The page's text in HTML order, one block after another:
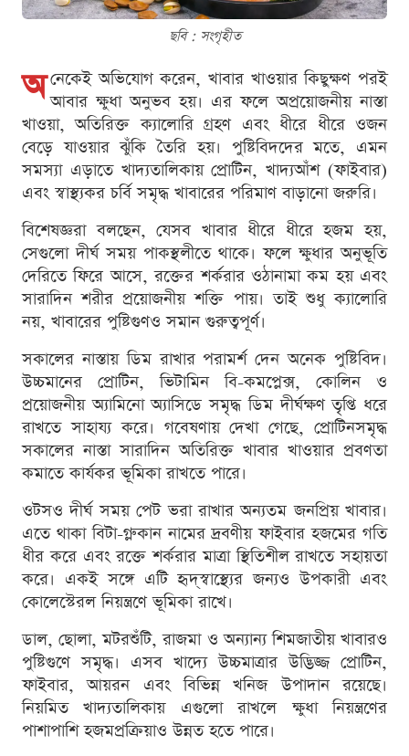
ছবি : সংগৃহীত
অ নেকেই অভিযোগ করেন, খাবার খাওয়ার কিছুক্ষণ পরই
আবার ক্ষুধা অনুভব হয়। এর ফলে অপ্রয়োজনীয় নাস্তা
খাওয়া, অতিরিক্ত ক্যালোরি গ্রহণ এবং ধীরে ধীরে ওজন
বেড়ে যাওয়ার ঝুঁকি তৈরি হয়। পুষ্টিবিদদের মতে, এমন
সমস্যা এড়াতে খাদ্যতালিকায় প্রোটিন, খাদ্যআঁশ (ফাইবার)
এবং স্বাস্থ্যকর চর্বি সমৃদ্ধ খাবারের পরিমাণ বাড়ানো জরুরি।
বিশেষজ্ঞরা বলছেন, যেসব খাবার ধীরে ধীরে হজম হয়,
সেগুলো দীর্ঘ সময় পাকস্থলীতে থাকে। ফলে ক্ষুধার অনুভূতি
দেরিতে ফিরে আসে, রক্তের শর্করার ওঠানামা কম হয় এবং
সারাদিন শরীর প্রয়োজনীয় শক্তি পায়। তাই শুধু ক্যালোরি
নয়, খাবারের পুষ্টিগুণও সমান গুরুত্বপূর্ণ।
সকালের নাস্তায় ডিম রাখার পরামর্শ দেন অনেক পুষ্টিবিদ।
উচ্চমানের প্রোটিন, ভিটামিন বি-কমপ্লেক্স, কোলিন ও
প্রয়োজনীয় অ্যামিনো অ্যাসিডে সমৃদ্ধ ডিম দীর্ঘক্ষণ তৃপ্তি ধরে
রাখতে সাহায্য করে। গবেষণায় দেখা গেছে, প্রোটিনসমৃদ্ধ
সকালের নাস্তা সারাদিন অতিরিক্ত খাবার খাওয়ার প্রবণতা
কমাতে কার্যকর ভূমিকা রাখতে পারে।
ওটসও দীর্ঘ সময় পেট ভরা রাখার অন্যতম জনপ্রিয় খাবার।
এতে থাকা বিটা-গ্লুকান নামের দ্রবণীয় ফাইবার হজমের গতি
ধীর করে এবং রক্তে শর্করার মাত্রা স্থিতিশীল রাখতে সহায়তা
করে। একই সঙ্গে এটি হৃদ্‌স্বাস্থ্যের জন্যও উপকারী এবং
কোলেস্টেরল নিয়ন্ত্রণে ভূমিকা রাখে।
ডাল, ছোলা, মটরশুঁটি, রাজমা ও অন্যান্য শিমজাতীয় খাবারও
পুষ্টিগুণে সমৃদ্ধ। এসব খাদ্যে উচ্চমাত্রার উদ্ভিজ্জ প্রোটিন,
ফাইবার, আয়রন এবং বিভিন্ন খনিজ উপাদান রয়েছে।
নিয়মিত খাদ্যতালিকায় এগুলো রাখলে ক্ষুধা নিয়ন্ত্রণের
পাশাপাশি হজমপ্রক্রিয়াও উন্নত হতে পারে।